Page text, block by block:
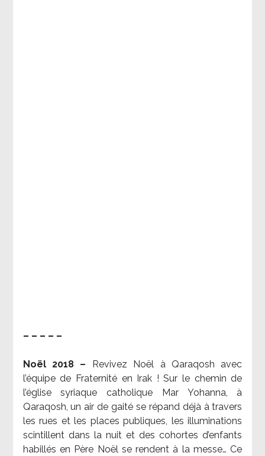
– – – – –
Noël 2018 –
Revivez Noël à Qaraqosh avec
l’équipe de Fraternité en Irak ! Sur le chemin de
l’église syriaque catholique Mar Yohanna, à
Qaraqosh, un air de gaité se répand déjà à travers
les rues et les places publiques, les illuminations
scintillent dans la nuit et des cohortes d’enfants
habillés en Père Noël se rendent à la messe… Ce